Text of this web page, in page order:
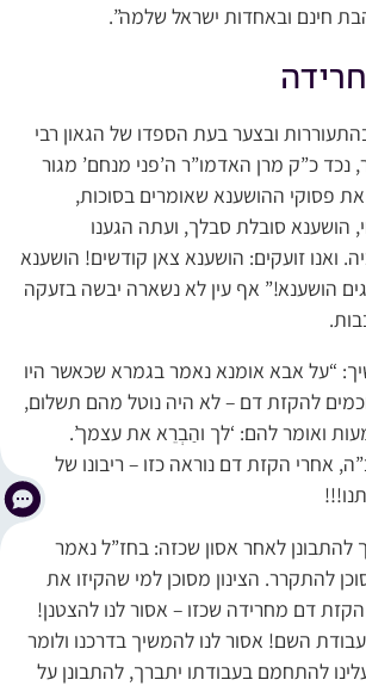
חינם ובאחדות ישראל שלמה”.
ובצער בעת הספדו של הגאון רבי
כ”ק מרן האדמו”ר ה’פני מנחם’ מגור
פסוקי ההושענא שאומרים בסוכות,
הושענא סובלת סבלך, ועתה הגענו
ואנו זועקים: הושענא צאן קודשים! הושענא
הושענא!” אף עין לא נשארה יבשה בזעקה
“על אבא אומנא נאמר בגמרא שכאשר היו
להקזת דם – לא היה נוטל מהם תשלום,
ואומר להם: ‘לך והַבְרֵא את עצמך’.
אחרי הקזת דם נוראה כזו – ריבונו של
להתבונן לאחר אסון שכזה: בחז”ל נאמר
להתקרר. הצינון מסוכן למי שהקיזו את
דם מחרידה שכזו – אסור לנו להצטנן!
השם! אסור לנו להמשיך בדרכנו ולומר
להתחמם בעבודתו יתברך, להתבונן על